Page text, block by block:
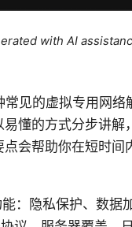
with AI
见的虚拟专用网络
懂的方式分步讲
会帮助你在短时间
：隐私保护、数据